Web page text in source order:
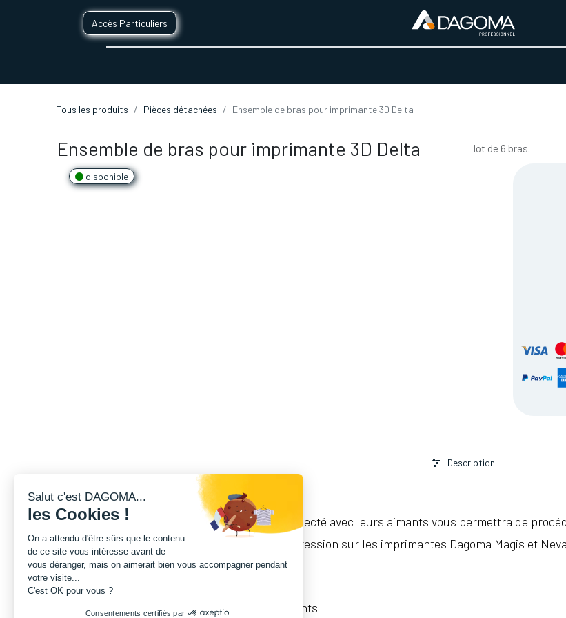
Accès Particuliers
Tous les produits Pièces détachées Ensemble de bras pour imprimante 3D Delta
Ensemble de bras pour imprimante 3D Delta
disponible
lot de 6 bras.
Description
Cet ensemble de 6 bras en plastique injecté avec leurs aimants vous permettra de
magnétique de fixation de la tête d'impression sur les imprimantes Dagoma Magis et
Votre colis contient:
6x Bras de fixation avec leurs aimants
Salut c'est DAGOMA...
les Cookies !
On a attendu d'être sûrs que le contenu
de ce site vous intéresse avant de
vous déranger, mais on aimerait bien vous accompagner pendant
votre visite...
C'est OK pour vous ?
Consentements certifiés par